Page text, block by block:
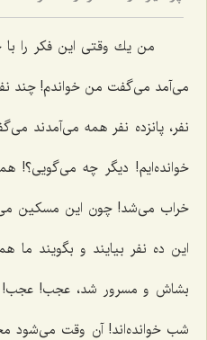
من یك وقتی این فكر را با
می‌آمد می‌گفت من خواندم! چند
نفر، پانزده نفر همه می‌آمدند
خوانده‌ایم! دیگر چه می‌گویی؟!
خراب می‌شد! چون این مسكین
این ده نفر بیایند و بگویند ما
بشاش و مسرور شد، عجب! عجب! ده
شب خوانده‌اند! آن وقت می‌شود